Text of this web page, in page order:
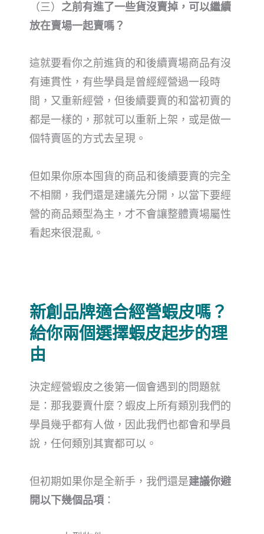
（三） 之前有進了一些貨沒賣掉，可以繼續
放在賣場一起賣嗎？
這就要看你之前進貨的和後續賣場商品有沒
有連貫性，有些學員是曾經經營過一段時
間，又重新經營，但後續要賣的和當初賣的
都是一樣的，那就可以重新上架，或是做一
個特賣區的方式去呈現。
但如果你原本囤貨的商品和後續要賣的完全
不相關，我們還是建議先分開，以當下要經
營的商品類型為主，才不會讓整體賣場屬性
看起來很混亂。
新創品牌適合經營蝦皮嗎？
給你兩個選擇蝦皮起步的理
由
決定經營蝦皮之後第一個會遇到的問題就
是：那我要賣什麼？蝦皮上所有類別我們的
學員幾乎都有人做，因此我們也都會和學員
說，任何類別其實都可以。
但初期如果你是全新手，我們還是建議你避
開以下幾個品項 ：